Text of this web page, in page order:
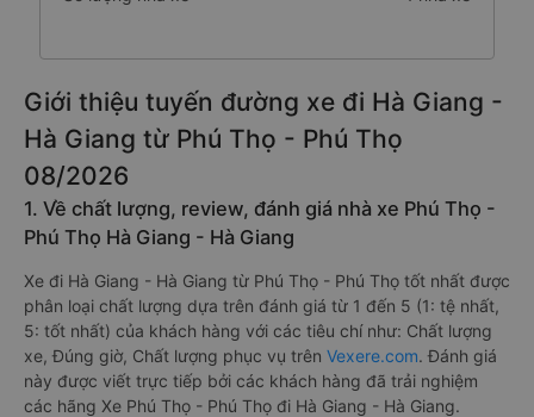
Giới thiệu tuyến đường xe đi Hà Giang -
Hà Giang từ Phú Thọ - Phú Thọ
08/2026
1. Về chất lượng, review, đánh giá nhà xe Phú Thọ -
Phú Thọ Hà Giang - Hà Giang
Xe đi Hà Giang - Hà Giang từ Phú Thọ - Phú Thọ tốt nhất được
phân loại chất lượng dựa trên đánh giá từ 1 đến 5 (1: tệ nhất,
5: tốt nhất) của khách hàng với các tiêu chí như: Chất lượng
xe, Đúng giờ, Chất lượng phục vụ trên Vexere.com. Đánh giá
này được viết trực tiếp bởi các khách hàng đã trải nghiệm
các hãng Xe Phú Thọ - Phú Thọ đi Hà Giang - Hà Giang.